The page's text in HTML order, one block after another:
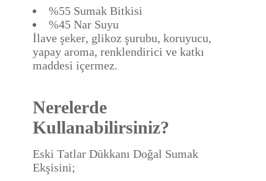
%55 Sumak Bitkisi
%45 Nar Suyu
İlave şeker, glikoz şurubu, koruyucu,
yapay aroma, renklendirici ve katkı
maddesi içermez.
Nerelerde
Kullanabilirsiniz?
Eski Tatlar Dükkanı Doğal Sumak
Ekşisini;